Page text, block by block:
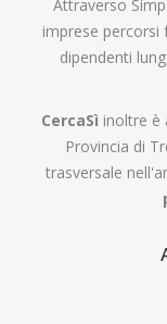
Attraverso
imprese percorsi
dipendenti
CercaSì inoltre è
Provincia di
trasversale